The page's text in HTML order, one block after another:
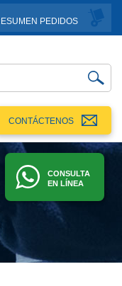
PEDIDOS
CONTÁCTENOS
CONSULTA
EN LÍNEA